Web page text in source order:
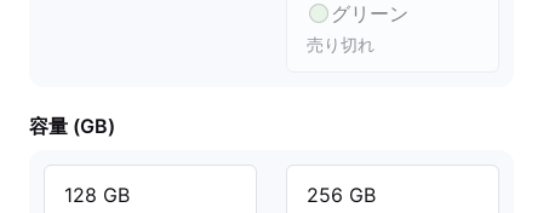
グリーン
売り切れ
容量 (GB)
128 GB 256 GB